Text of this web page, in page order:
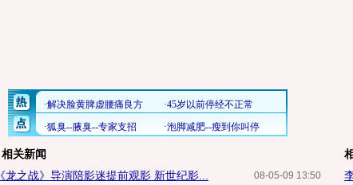
相关新闻
08-05-09 13:50
《龙之战》导演陪影迷提前观影 新世纪影...